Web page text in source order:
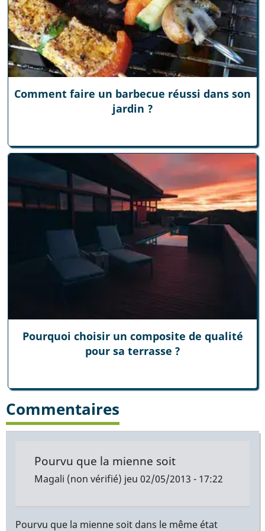
Comment faire un barbecue réussi dans son
jardin ?
Pourquoi choisir un composite de qualité
pour sa terrasse ?
Commentaires
Pourvu que la mienne soit
Magali (non vérifié) jeu 02/05/2013 - 17:22
Pourvu que la mienne soit dans le même état